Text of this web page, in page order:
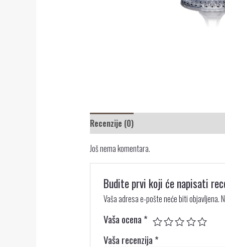
Recenzije (0)
Još nema komentara.
Budite prvi koji će napisati
Vaša adresa e-pošte neće biti objavljena.
Vaša ocena*
Vaša recenzija*